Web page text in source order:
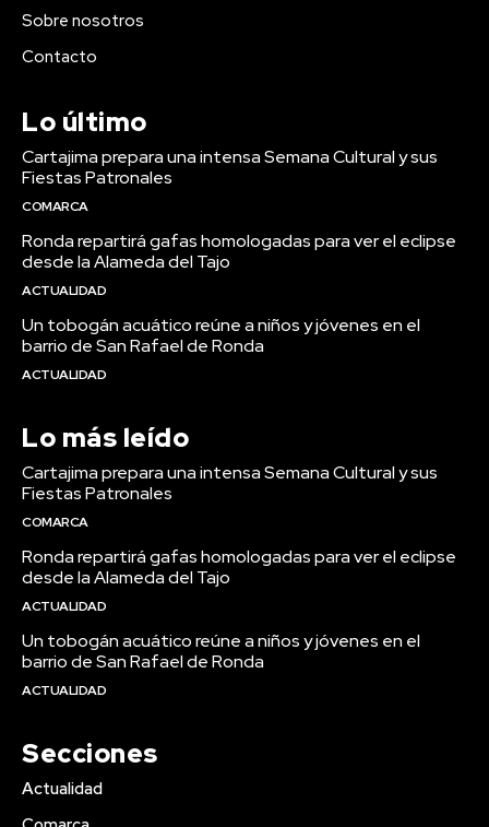
Sobre nosotros
Contacto
Lo último
Cartajima prepara una intensa Semana Cultural y sus
Fiestas Patronales
COMARCA
Ronda repartirá gafas homologadas para ver el eclipse
desde la Alameda del Tajo
ACTUALIDAD
Un tobogán acuático reúne a niños y jóvenes en el
barrio de San Rafael de Ronda
ACTUALIDAD
Lo más leído
Cartajima prepara una intensa Semana Cultural y sus
Fiestas Patronales
COMARCA
Ronda repartirá gafas homologadas para ver el eclipse
desde la Alameda del Tajo
ACTUALIDAD
Un tobogán acuático reúne a niños y jóvenes en el
barrio de San Rafael de Ronda
ACTUALIDAD
Secciones
Actualidad